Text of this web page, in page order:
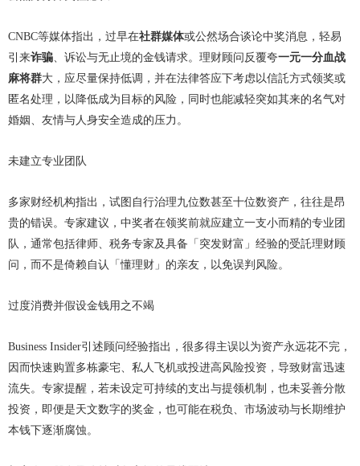
CNBC等媒体指出，过早在社群媒体或公然场合谈论中奖消息，轻易
引来诈骗 、诉讼与无止境的金钱请求。理财顾问反覆夸一元一分血战
麻将群大，应尽量保持低调，并在法律答应下考虑以信託方式领奖或
匿名处理，以降低成为目标的风险，同时也能减轻突如其来的名气对
婚姻、友情与人身安全造成的压力。
未建立专业团队
多家财经机构指出，试图自行治理九位数甚至十位数资产，往往是昂
贵的错误。专家建议，中奖者在领奖前就应建立一支小而精的专业团
队，通常包括律师、税务专家及具备「突发财富」经验的受託理财顾
问，而不是倚赖自认「懂理财」的亲友，以免误判风险。
过度消费并假设金钱用之不竭
Business Insider引述顾问经验指出，很多得主误以为资产永远花不完，
因而快速购置多栋豪宅、私人飞机或投进高风险投资，导致财富迅速
流失。专家提醒，若未设定可持续的支出与提领机制，也未妥善分散
投资，即便是天文数字的奖金，也可能在税负、市场波动与长期维护
本钱下逐渐腐蚀。